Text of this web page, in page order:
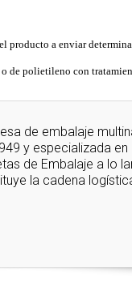
producto a enviar
de polietileno con
de embalaje
y especializada en
de Embalaje a lo
la cadena